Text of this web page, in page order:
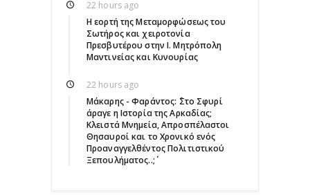
22 hours ago
Η εορτή της Μεταμορφώσεως του
Σωτήρος και χειροτονία
Πρεσβυτέρου στην Ι. Μητρόπολη
Μαντινείας και Κυνουρίας
22 hours ago
Μάκαρης - Φαράντος: ΄΄Στο Σφυρί
άραγε η Ιστορία της Αρκαδίας;
Κλειστά Μνημεία, Απροσπέλαστοι
Θησαυροί και το Χρονικό ενός
Προαναγγελθέντος Πολιτιστικού
Ξεπουλήματος..;΄΄